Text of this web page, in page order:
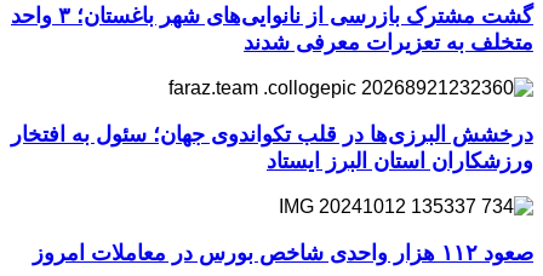
گشت مشترک بازرسی از نانوایی‌های شهر باغستان؛ ۳ واحد
متخلف به تعزیرات معرفی شدند
درخشش البرزی‌ها در قلب تکواندوی جهان؛ سئول به افتخار
ورزشکاران استان البرز ایستاد
صعود ۱۱۲ هزار واحدی شاخص بورس در معاملات امروز